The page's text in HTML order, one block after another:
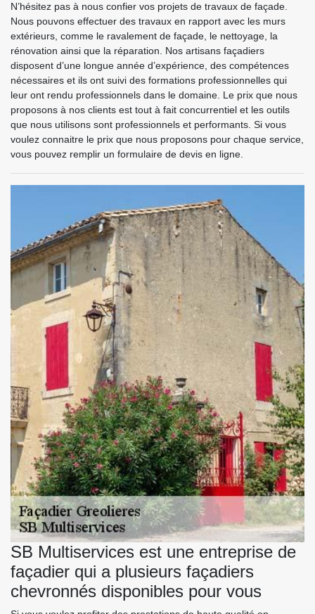
N’hésitez pas à nous confier vos projets de travaux de façade.
Nous pouvons effectuer des travaux en rapport avec les murs
extérieurs, comme le ravalement de façade, le nettoyage, la
rénovation ainsi que la réparation. Nos artisans façadiers
disposent d’une longue année d’expérience, des compétences
nécessaires et ils ont suivi des formations professionnelles qui
leur ont rendu professionnels dans le domaine. Le prix que nous
proposons à nos clients est tout à fait concurrentiel et les outils
que nous utilisons sont professionnels et performants. Si vous
voulez connaitre le prix que nous proposons pour chaque service,
vous pouvez remplir un formulaire de devis en ligne.
SB Multiservices est une entreprise de
façadier qui a plusieurs façadiers
chevronnés disponibles pour vous